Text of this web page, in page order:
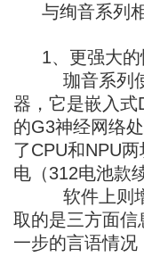
与绚音系列
1、更强大的
珈音系列
器，它是嵌入
的G3神经网络
了CPU和NPU
电（312电池款
软件上则
取的是三方面
一步的言语情